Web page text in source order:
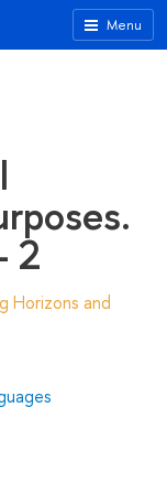
Menu
2
Horizons and